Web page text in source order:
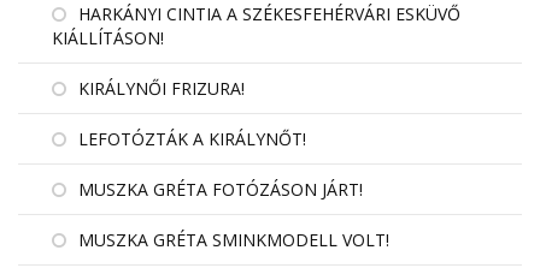
HARKÁNYI CINTIA A SZÉKESFEHÉRVÁRI ESKÜVŐ
KIÁLLÍTÁSON!
KIRÁLYNŐI FRIZURA!
LEFOTÓZTÁK A KIRÁLYNŐT!
MUSZKA GRÉTA FOTÓZÁSON JÁRT!
MUSZKA GRÉTA SMINKMODELL VOLT!